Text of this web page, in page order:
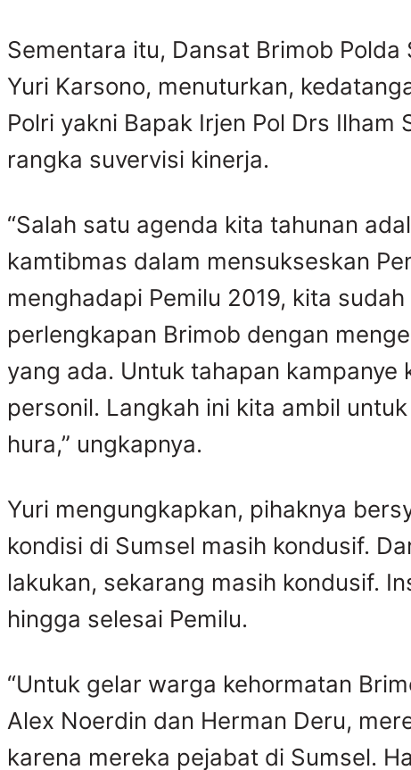
Sementara itu, Dansat Brimob Polda
Yuri Karsono, menuturkan,
Polri yakni Bapak Irjen Pol Drs Ilham
rangka suvervisi kinerja.
“Salah satu agenda kita tahunan
kamtibmas dalam mensukseskan
menghadapi Pemilu 2019, kita
perlengkapan Brimob dengan
yang ada. Untuk tahapan kampanye
personil. Langkah ini kita ambil
hura,” ungkapnya.
Yuri mengungkapkan, pihaknya
kondisi di Sumsel masih kondusif.
lakukan, sekarang masih kondusif.
hingga selesai Pemilu.
“Untuk gelar warga kehormatan
Alex Noerdin dan Herman Deru,
karena mereka pejabat di Sumsel.